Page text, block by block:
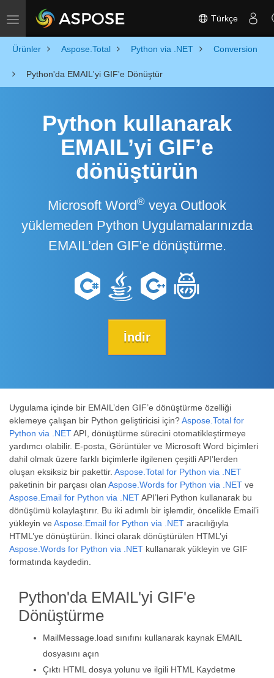
Toggle navigation Türkçe
Ürünler Aspose.Total Python via .NET Conversion
Python'da EMAIL'yi GIF'e Dönüştür
Python kullanarak
EMAIL’yi GIF’e
dönüştürün
Microsoft Word® veya Outlook
yüklemeden Python Uygulamalarınızda
EMAIL’den GIF’e dönüştürme.
İndir
Uygulama içinde bir EMAIL’den GIF’e dönüştürme özelliği
eklemeye çalışan bir Python geliştiricisi için?Aspose.Total for
Python via .NETAPI, dönüştürme sürecini otomatikleştirmeye
yardımcı olabilir. E-posta, Görüntüler ve Microsoft Word biçimleri
dahil olmak üzere farklı biçimlerle ilgilenen çeşitli API’lerden
oluşan eksiksiz bir pakettir. Aspose.Total for Python via .NET
paketinin bir parçası olan Aspose.Words for Python via .NET ve
Aspose.Email for Python via .NETAPI’leri Python kullanarak bu
dönüşümü kolaylaştırır. Bu iki adımlı bir işlemdir, öncelikle Email’i
yükleyin ve Aspose.Email for Python via .NET aracılığıyla
HTML’ye dönüştürün. İkinci olarak dönüştürülen HTML’yi
Aspose.Words for Python via .NET kullanarak yükleyin ve GIF
formatında kaydedin.
Python'da EMAIL'yi GIF'e
Dönüştürme
MailMessage.load sınıfını kullanarak kaynak EMAIL
dosyasını açın
Çıktı HTML dosya yolunu ve ilgili HTML Kaydetme